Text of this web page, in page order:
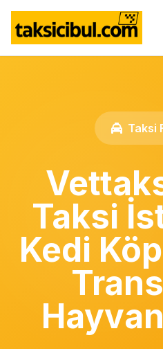
Taksi
Taksi
Kedi